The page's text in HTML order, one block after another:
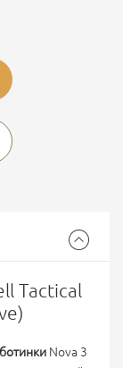
Tactical
Nova 3